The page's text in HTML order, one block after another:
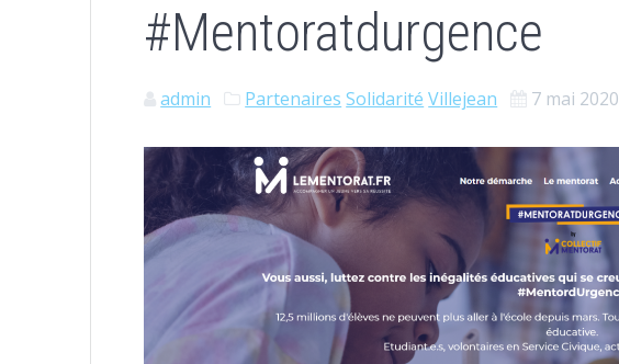
#Mentoratdurgence
admin Partenaires Solidarité Villejean 7 mai 2020